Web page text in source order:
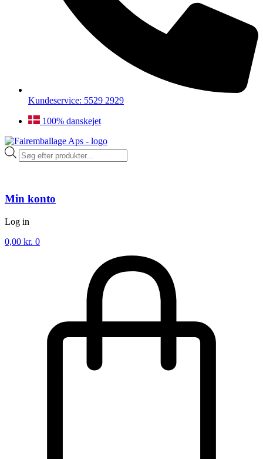
Kundeservice: 5529 2929
100% danskejet
Products
search
Min konto
Log in
0,00 kr. 0